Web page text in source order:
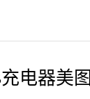
电器美图